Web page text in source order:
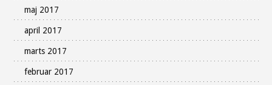
maj 2017
april 2017
marts 2017
februar 2017